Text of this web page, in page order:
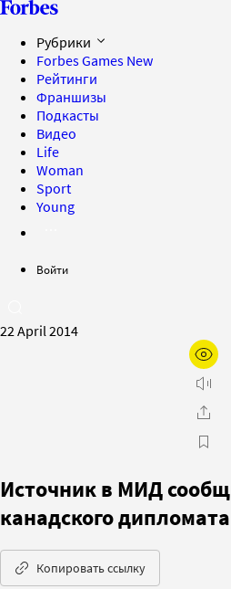
Рубрики
Forbes Games New
Рейтинги
Франшизы
Подкасты
Видео
Life
Woman
Sport
Young
Войти
22 April 2014
Источник в МИД
канадского дипломата
Копировать ссылку